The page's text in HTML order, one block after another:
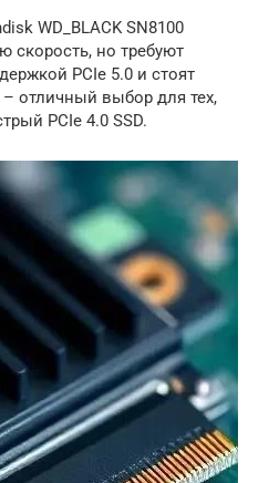
WD_BLACK SN8100
скорость, но требуют
PCIe 5.0 и стоят
– отличный выбор для тех,
PCIe 4.0 SSD.